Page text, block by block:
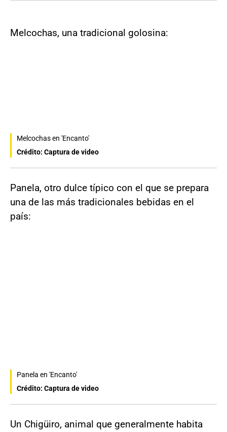
Melcochas, una tradicional golosina:
Melcochas en 'Encanto'
Crédito: Captura de video
Panela, otro dulce típico con el que se prepara
una de las más tradicionales bebidas en el
país:
Panela en 'Encanto'
Crédito: Captura de video
Un Chigüiro, animal que generalmente habita